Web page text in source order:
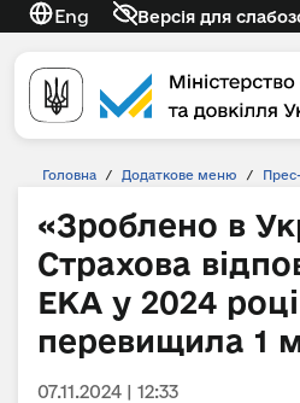
Eng Версія для
Головна / Додаткове меню /
«Зроблено в
Страхова
ЕКА у 2024 році
перевищила 1
07.11.2024 | 12:33